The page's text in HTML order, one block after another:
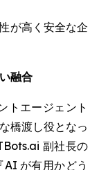
が高く安全な企
融合
トエージェント
橋渡し役となっ
副社長の
が有用かどう